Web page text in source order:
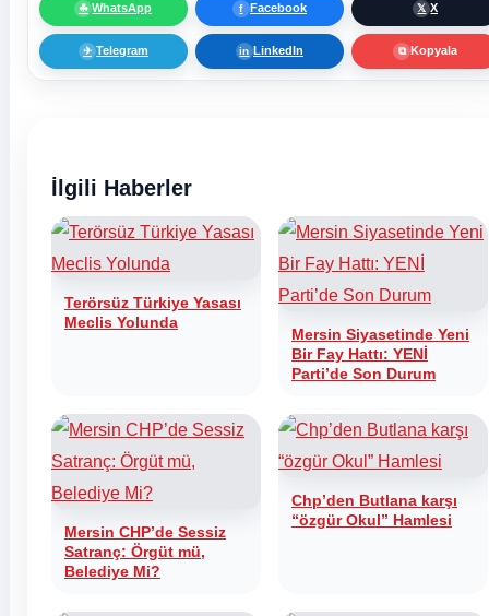
☘ WhatsApp f Facebook 𝕏 X
✈ Telegram in LinkedIn ⧉ Kopyala
İlgili Haberler
Terörsüz Türkiye Yasası
Meclis Yolunda
Mersin Siyasetinde Yeni
Bir Fay Hattı: YENİ
Parti’de Son Durum
Mersin CHP’de Sessiz
Satranç: Örgüt mü,
Belediye Mi?
Chp’den Butlana karşı
“özgür Okul” Hamlesi